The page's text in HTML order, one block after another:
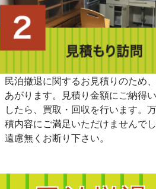
民泊撤退に関するお見積りのため
あがります。見積り金額にご納得
したら、買取・回収を行います。
積内容にご満足いただけませんで
遠慮無くお断り下さい。